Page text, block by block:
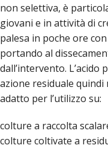
non selettiva, è
giovani e in attività di
palesa in poche ore
portando al
dall’intervento.
azione residuale
adatto per l’utilizzo su:
colture a raccolta
colture coltivate a